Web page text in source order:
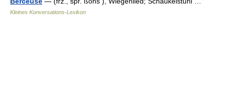
Kleines Konversations-Lexikon